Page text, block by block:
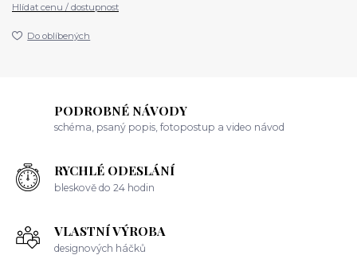
Hlídat cenu / dostupnost
Do oblíbených
PODROBNÉ NÁVODY
schéma, psaný popis, fotopostup a video návod
RYCHLÉ ODESLÁNÍ
bleskově do 24 hodin
VLASTNÍ VÝROBA
designových háčků